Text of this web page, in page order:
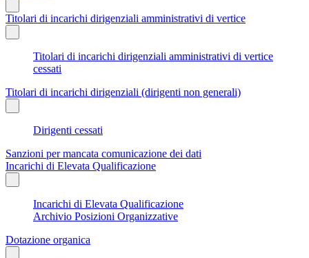
Titolari di incarichi dirigenziali amministrativi di vertice
Titolari di incarichi dirigenziali amministrativi di vertice
cessati
Titolari di incarichi dirigenziali (dirigenti non generali)
Dirigenti cessati
Sanzioni per mancata comunicazione dei dati
Incarichi di Elevata Qualificazione
Incarichi di Elevata Qualificazione
Archivio Posizioni Organizzative
Dotazione organica